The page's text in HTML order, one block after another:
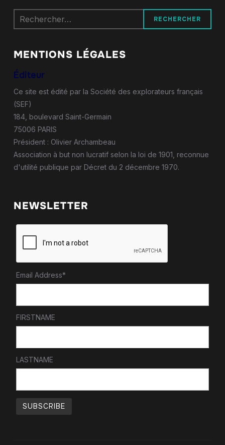
Rechercher :
MENTIONS LÉGALES
Éditeur
Ce site est édité par la Société des explorateurs français
(SEF)
184, boulevard Saint-Germain
75006 PARIS
Président : Olivier Archambeau
Association à but non lucratif selon la loi de 1901, reconnue
d'utilité publique par Décret du 2 décembre 1970.
NEWSLETTER
Email Address*
FIRSTNAME
LASTNAME